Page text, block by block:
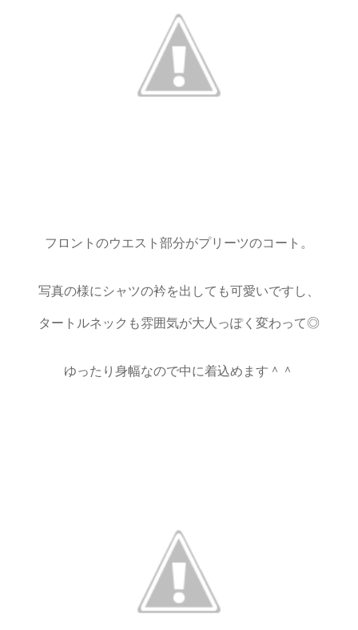
フロントのウエスト部分がプリーツのコート。
写真の様にシャツの衿を出しても可愛いですし、
タートルネックも雰囲気が大人っぽく変わって◎
ゆったり身幅なので中に着込めます＾＾